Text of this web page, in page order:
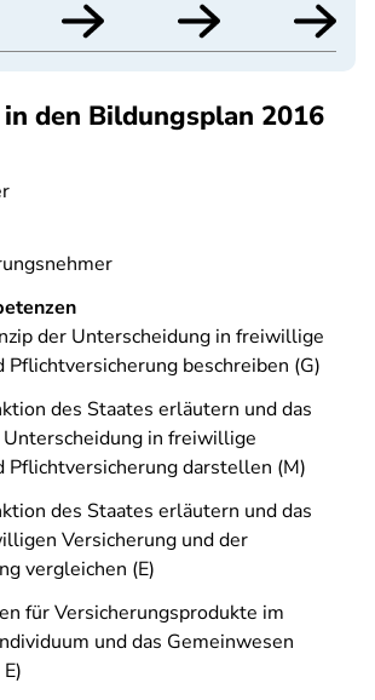
den Bildungsplan 2016
der Unterscheidung in freiwillige
Pflichtversicherung beschreiben (G)
des Staates erläutern und das
in freiwillige
Pflichtversicherung darstellen (M)
des Staates erläutern und das
Versicherung und der
vergleichen (E)
für Versicherungsprodukte im
und das Gemeinwesen